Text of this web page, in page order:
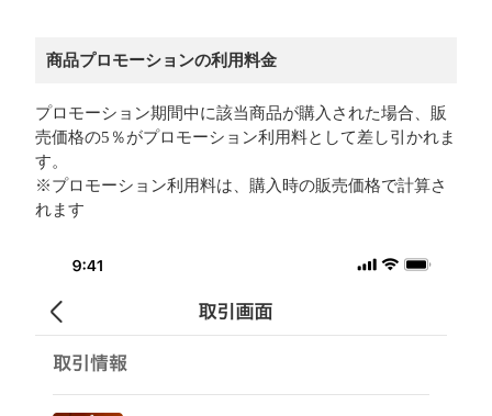
商品プロモーションの利用料金
プロモーション期間中に該当商品が購入された場合、販
売価格の5％がプロモーション利用料として差し引かれま
す。
※プロモーション利用料は、購入時の販売価格で計算さ
れます